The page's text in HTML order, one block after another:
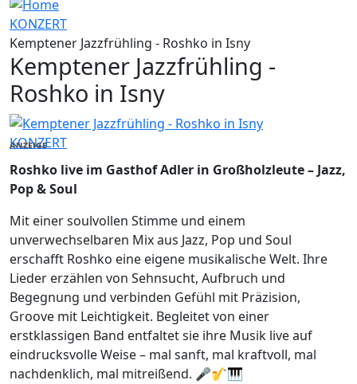
KONZERT
Kemptener Jazzfrühling - Roshko in Isny
Kemptener Jazzfrühling -
Roshko in Isny
KONZERT
ANZEIGE
Roshko live im Gasthof Adler in Großholzleute – Jazz,
Pop & Soul
Mit einer soulvollen Stimme und einem
unverwechselbaren Mix aus Jazz, Pop und Soul
erschafft Roshko eine eigene musikalische Welt. Ihre
Lieder erzählen von Sehnsucht, Aufbruch und
Begegnung und verbinden Gefühl mit Präzision,
Groove mit Leichtigkeit. Begleitet von einer
erstklassigen Band entfaltet sie ihre Musik live auf
eindrucksvolle Weise – mal sanft, mal kraftvoll, mal
nachdenklich, mal mitreißend. 🎤🎷🎹